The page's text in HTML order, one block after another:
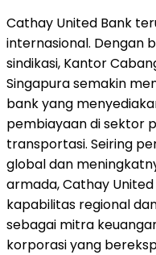
Cathay United Bank
internasional. Dengan
sindikasi, Kantor
Singapura semakin
bank yang
pembiayaan di sektor
transportasi. Seiring
global dan
armada, Cathay
kapabilitas regional
sebagai mitra
korporasi yang